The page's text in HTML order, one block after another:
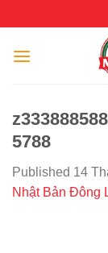
to
content
5788
Published 14
Nhật Bản Đông